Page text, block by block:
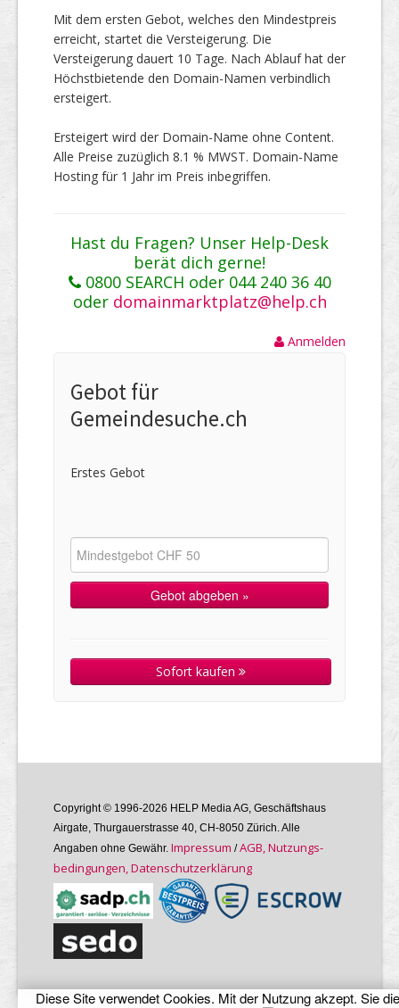
Mit dem ersten Gebot, welches den Mindestpreis
erreicht, startet die Versteigerung. Die
Versteigerung dauert 10 Tage. Nach Ablauf hat der
Höchstbietende den Domain-Namen verbindlich
ersteigert.
Ersteigert wird der Domain-Name ohne Content.
Alle Preise zuzüglich 8.1 % MWST. Domain-Name
Hosting für 1 Jahr im Preis inbegriffen.
Hast du Fragen? Unser Help-Desk
berät dich gerne!
0800 SEARCH oder 044 240 36 40
oder domainmarktplatz@help.ch
Anmelden
Gebot für
Gemeindesuche.ch
Erstes Gebot
Sofort kaufen
Copyright © 1996-2026 HELP Media AG, Geschäftshaus
Airgate, Thurgauer­strasse 40, CH-8050 Zürich. Alle
Angaben ohne Gewähr. Im­pres­sum /AGB, Nutzungs­
bedin­gungen, Daten­schutz­er­klärung
Diese Site verwendet Cookies. Mit der Nutzung akzept. Sie die